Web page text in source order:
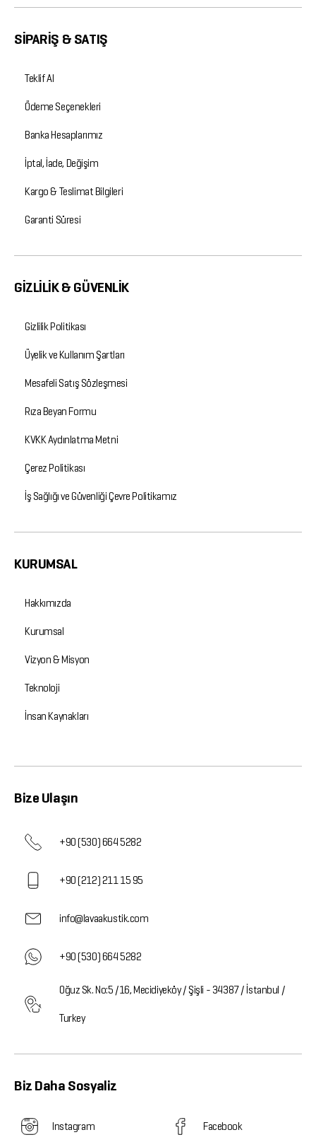
SİPARİŞ & SATIŞ
Teklif Al
Ödeme Seçenekleri
Banka Hesaplarımız
İptal, İade, Değişim
Kargo & Teslimat Bilgileri
Garanti Süresi
GİZLİLİK & GÜVENLİK
Gizlilik Politikası
Üyelik ve Kullanım Şartları
Mesafeli Satış Sözleşmesi
Rıza Beyan Formu
KVKK Aydınlatma Metni
Çerez Politikası
İş Sağlığı ve Güvenliği Çevre Politikamız
KURUMSAL
Hakkımızda
Kurumsal
Vizyon & Misyon
Teknoloji
İnsan Kaynakları
Bize Ulaşın
+90 (530) 664 5282
+90 (212) 211 15 95
info@lavaakustik.com
+90 (530) 664 5282
Oğuz Sk. No:5 /16, Mecidiyeköy / Şişli - 34387 / İstanbul /
Turkey
Biz Daha Sosyaliz
Instagram Facebook